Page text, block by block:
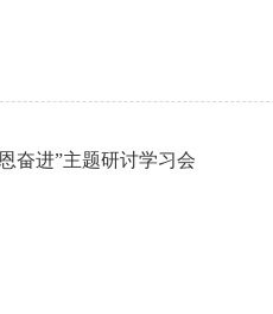
奋进”主题研讨学习会